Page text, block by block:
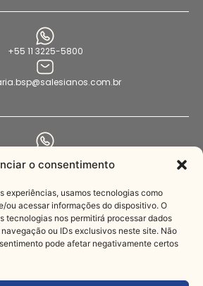
o consentimento
experiências, usamos tecnologias como
ou acessar informações do dispositivo. O
tecnologias nos permitirá processar dados
ou IDs exclusivos neste site. Não
pode afetar negativamente certos
+55 11 3225-5800